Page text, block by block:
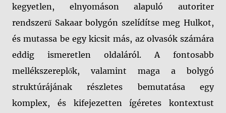
kegyetlen, elnyomáson alapuló autoriter
rendszerű Sakaar bolygón szelídítse meg Hulkot,
és mutassa be egy kicsit más, az olvasók számára
eddig ismeretlen oldaláról. A fontosabb
mellékszereplők, valamint maga a bolygó
struktúrájának részletes bemutatása egy
komplex, és kifejezetten ígéretes kontextust